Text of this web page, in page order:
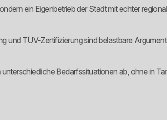
ein Eigenbetrieb der Stadt mit echter
und TÜV-Zertifizierung sind belastbare
Bedarfssituationen ab, ohne in